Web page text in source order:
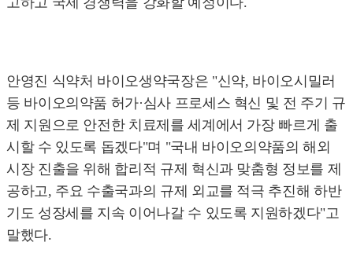
안영진 식약처 바이오생약국장은 "신약, 바이오시밀러
등 바이오의약품 허가·심사 프로세스 혁신 및 전 주기 규
제 지원으로 안전한 치료제를 세계에서 가장 빠르게 출
시할 수 있도록 돕겠다"며 "국내 바이오의약품의 해외
시장 진출을 위해 합리적 규제 혁신과 맞춤형 정보를 제
공하고, 주요 수출국과의 규제 외교를 적극 추진해 하반
기도 성장세를 지속 이어나갈 수 있도록 지원하겠다"고
말했다.